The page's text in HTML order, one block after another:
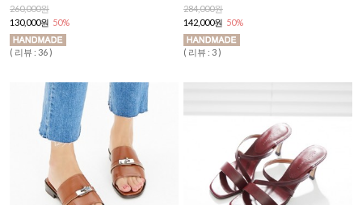
260,000원
130,000원 50%
( 리뷰 : 36 )
284,000원
142,000원 50%
( 리뷰 : 3 )